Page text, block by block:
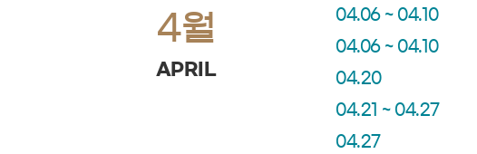
4월
APRIL
04.06 ~ 04.10
04.06 ~ 04.10
04.20
04.21 ~ 04.27
04.27